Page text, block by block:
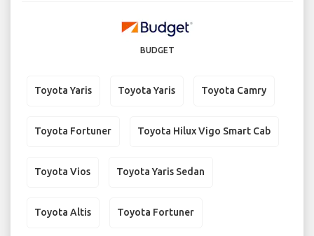
BUDGET
Toyota Yaris Toyota Yaris Toyota Camry
Toyota Fortuner Toyota Hilux Vigo Smart Cab
Toyota Vios Toyota Yaris Sedan
Toyota Altis Toyota Fortuner